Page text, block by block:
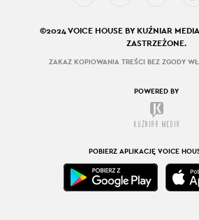
©2024 VOICE HOUSE BY KUŹNIAR
ZASTRZEŻONE.
ZAKAZ KOPIOWANIA TREŚCI BEZ ZGODY
POWERED BY
POBIERZ APLIKACJĘ VOICE